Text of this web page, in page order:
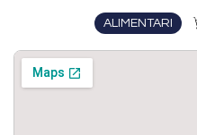
ALIMENTARI